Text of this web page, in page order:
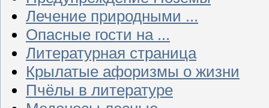
Лечение природными ...
Опасные гости на ...
Литературная страница
Крылатые афоризмы о жизни
Пчёлы в литературе